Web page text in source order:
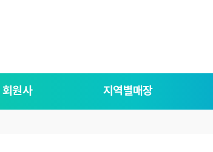
회원사 지역별매장